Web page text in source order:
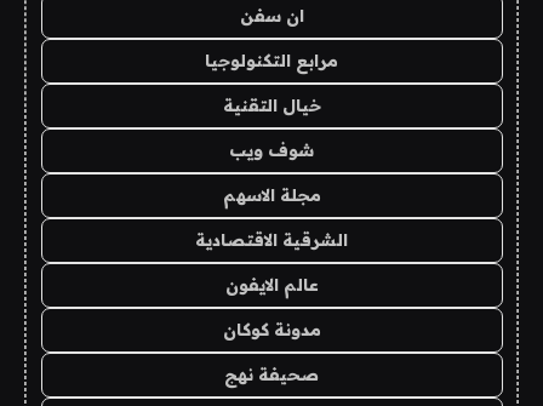
ان سفن
مرابع التكنولوجيا
خيال التقنية
شوف ويب
مجلة الاسهم
الشرقية الاقتصادية
عالم الايفون
مدونة كوكان
صحيفة نهج